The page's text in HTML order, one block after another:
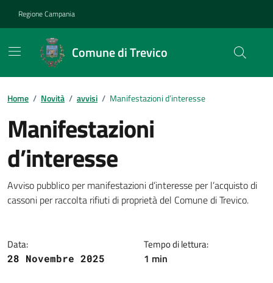
Regione Campania
Comune di Trevico
Home / Novità / avvisi / Manifestazioni d’interesse
Manifestazioni
d’interesse
Dettagli della notizia
Avviso pubblico per manifestazioni d’interesse per l’acquisto di
cassoni per raccolta rifiuti di proprietà del Comune di Trevico.
Data:
28 Novembre 2025
Tempo di lettura:
1 min